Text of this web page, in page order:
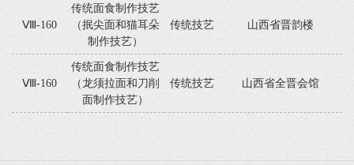
Ⅷ-160
传统面食制作技艺
（抿尖面和猫耳朵
制作技艺）
传统技艺 山西省晋韵楼
Ⅷ-160
传统面食制作技艺
（龙须拉面和刀削
面制作技艺）
传统技艺 山西省全晋会馆